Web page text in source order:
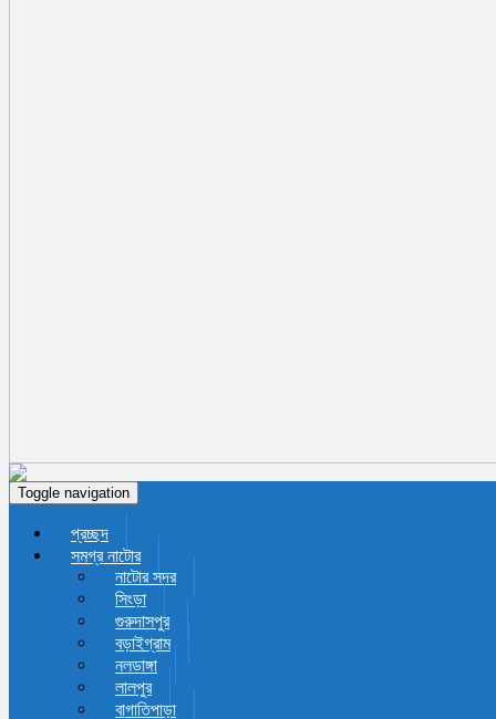
Toggle navigation
প্রচ্ছদ
সমগ্র নাটোর
নাটোর সদর
সিংড়া
গুরুদাসপুর
বড়াইগ্রাম
নলডাঙ্গা
লালপুর
বাগাতিপাড়া